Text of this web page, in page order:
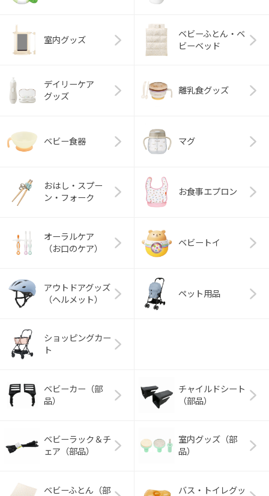
室内グッズ
ベビーふとん・ベ
ビーベッド
デイリーケア
グッズ
離乳食グッズ
ベビー食器 マグ
おはし・スプー
ン・フォーク
お食事エプロン
オーラルケア
（お口のケア）
ベビートイ
アウトドアグッズ
（ヘルメット）
ペット用品
ショッピングカー
ト
ベビーカー（部
品）
チャイルドシート
（部品）
ベビーラック＆チ
ェア（部品）
室内グッズ（部
品）
ベビーふとん（部
バス・トイレグッ